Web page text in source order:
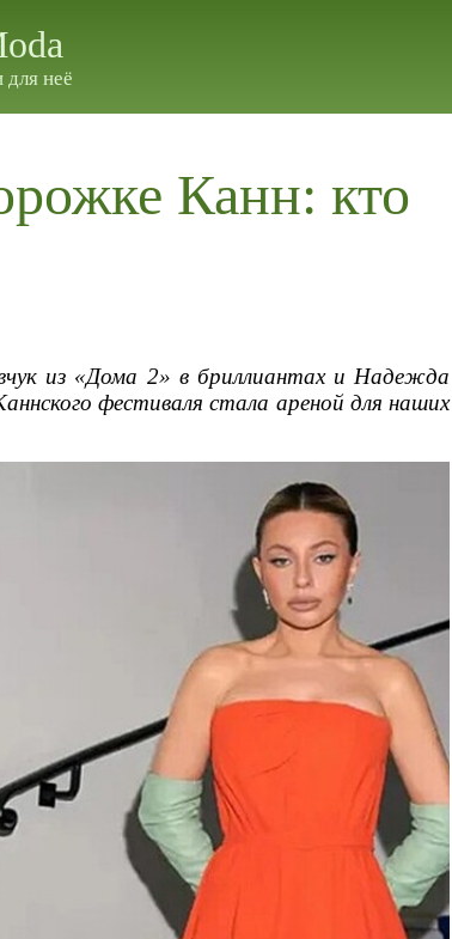
для неё
Канн: кто
из «Дома 2» в бриллиантах и Надежда
фестиваля стала ареной для наших